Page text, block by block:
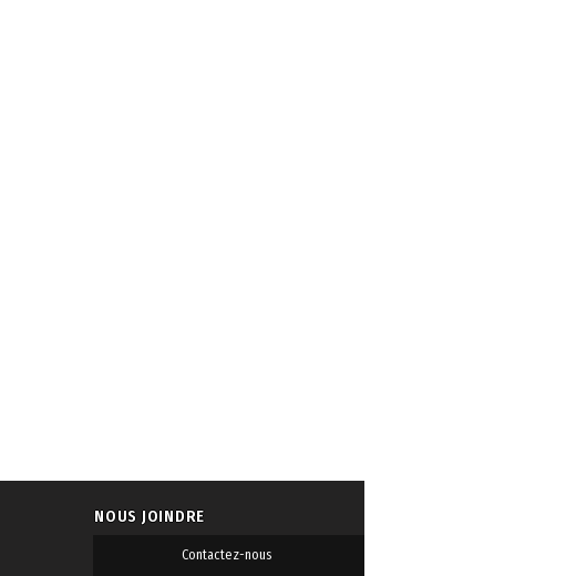
NOUS JOINDRE
Contactez-nous